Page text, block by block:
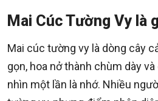
Mai Cúc Tường Vy là
Mai cúc tường vy là dòng cây
gọn, hoa nở thành chùm dày
nhìn một lần là nhớ. Nhiều